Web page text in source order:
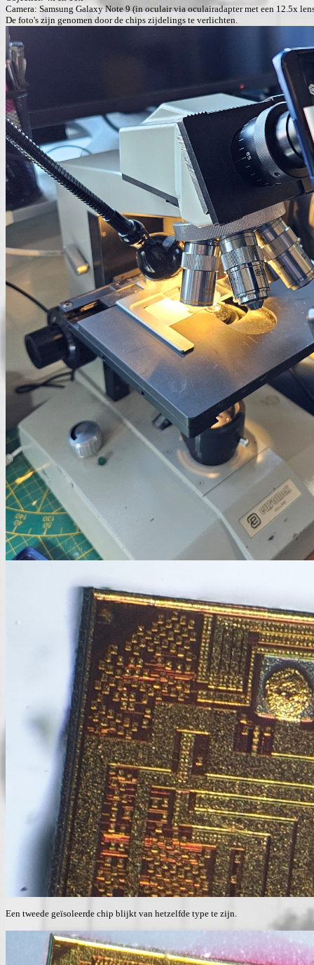
Camera: Samsung Galaxy Note 9 (in oculair via oculairadapter met een 12.5x
De foto's zijn genomen door de chips zijdelings te verlichten.
Een tweede geïsoleerde chip blijkt van hetzelfde type te zijn.